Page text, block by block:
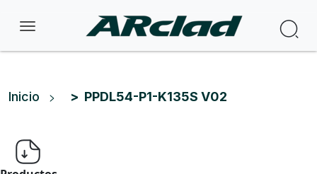
Ruta de navegación
Inicio PPDL54-P1-K135S V02